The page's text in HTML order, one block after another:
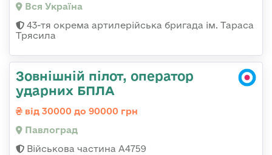
Вся Україна
43-тя окрема артилерійська бригада ім. Тараса
Трясила
Зовнішній пілот, оператор
ударних БПЛА
від 30000 до 90000 грн
Павлоград
Військова частина А4759